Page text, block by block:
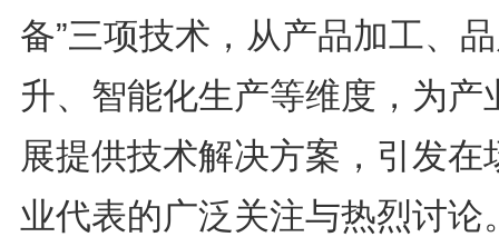
备”三项技术，从产品加工、
升、智能化生产等维度，为产
展提供技术解决方案，引发在
业代表的广泛关注与热烈讨论